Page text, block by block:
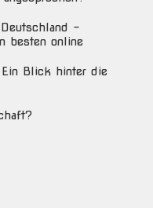
–
besten online
Blick hinter die